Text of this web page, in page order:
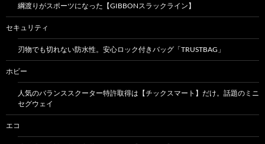
綱渡りがスポーツになった【GIBBONスラックライン】
セキュリティ
刃物でも切れない防水性。安心ロック付きバッグ「TRUSTBAG」
ホビー
人気のバランススクーター特許取得は【チックスマート】だけ。話題のミニ
セグウェイ
エコ